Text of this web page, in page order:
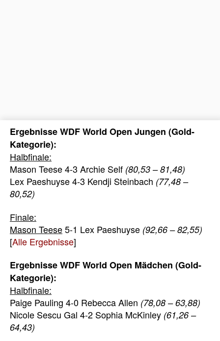
Ergebnisse WDF World Open Jungen (Gold-
Kategorie):
Halbfinale:
Mason Teese 4-3 Archie Self (80,53 – 81,48)
Lex Paeshuyse 4-3 Kendji Steinbach (77,48 –
80,52)
Finale:
Mason Teese5-1 Lex Paeshuyse (92,66 – 82,55)
[Alle Ergebnisse]
Ergebnisse WDF World Open Mädchen (Gold-
Kategorie):
Halbfinale:
Paige Pauling 4-0 Rebecca Allen (78,08 – 63,88)
Nicole Sescu Gal 4-2 Sophia McKinley (61,26 –
64,43)